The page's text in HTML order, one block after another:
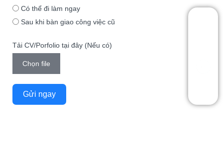
Có thể đi làm ngay
Sau khi bàn giao công việc cũ
Tải CV/Porfolio tại đây (Nếu có)
Chọn file
Gửi ngay